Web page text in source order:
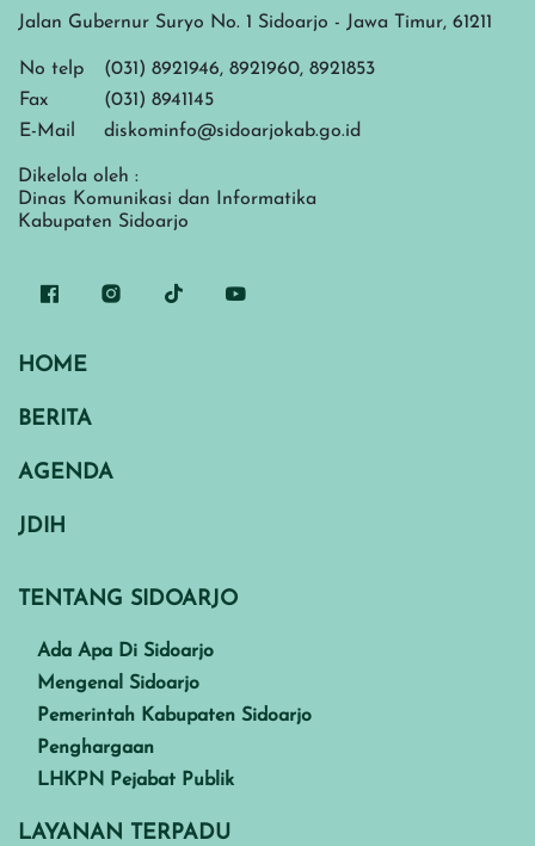
Jalan Gubernur Suryo No. 1 Sidoarjo - Jawa Timur, 61211
No telp
(031) 8921946, 8921960, 8921853
Fax
(031) 8941145
E-Mail
diskominfo@sidoarjokab.go.id
Dikelola oleh :
Dinas Komunikasi dan Informatika
Kabupaten Sidoarjo
HOME
BERITA
AGENDA
JDIH
TENTANG SIDOARJO
Ada Apa Di Sidoarjo
Mengenal Sidoarjo
Pemerintah Kabupaten Sidoarjo
Penghargaan
LHKPN Pejabat Publik
LAYANAN TERPADU